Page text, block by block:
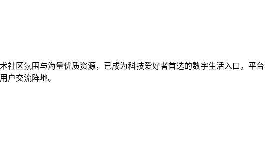
社区氛围与海量优质资源，已成为科技爱好者首选的数字生活入口。平
户交流阵地。